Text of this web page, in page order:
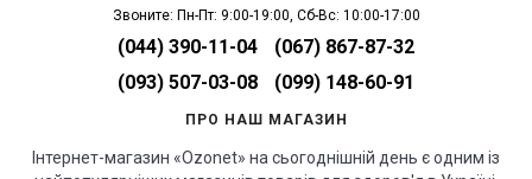
Звоните: Пн-Пт: 9:00-19:00, Сб-Вс: 10:00-17:00
(044) 390-11-04
(067) 867-87-32
(093) 507-03-08
(099) 148-60-91
ПРО НАШ МАГАЗИН
Інтернет-магазин «Ozonet» на сьогоднішній день є одним із